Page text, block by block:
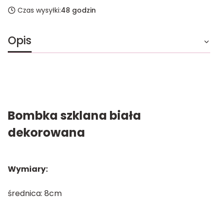
Czas wysyłki:48 godzin
Opis
Bombka szklana biała
dekorowana
Wymiary:
średnica: 8cm